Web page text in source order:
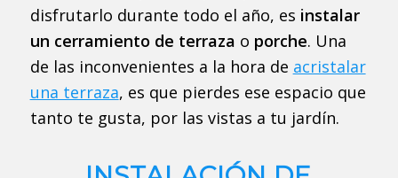
disfrutarlo durante todo el año, es instalar
un cerramiento de terraza o porche. Una
de las inconvenientes a la hora de acristalar
una terraza, es que pierdes ese espacio que
tanto te gusta, por las vistas a tu jardín.